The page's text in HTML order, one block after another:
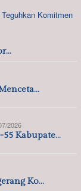
2026
Kabupate…
Ko…